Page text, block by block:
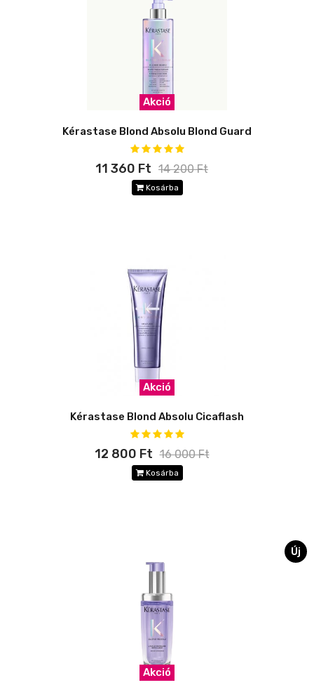
Akció
Kérastase Blond Absolu Blond Guard
11 360 Ft 14 200 Ft
Kosárba
Akció
Kérastase Blond Absolu Cicaflash
12 800 Ft 16 000 Ft
Kosárba
Új
Akció